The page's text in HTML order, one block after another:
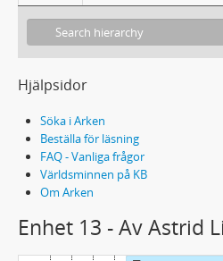
Hjälpsidor
Söka i Arken
Beställa för läsning
FAQ - Vanliga frågor
Världsminnen på KB
Om Arken
Enhet 13 - Av Astrid
2 - Av Astrid
11B - Av
12 - Av Astrid